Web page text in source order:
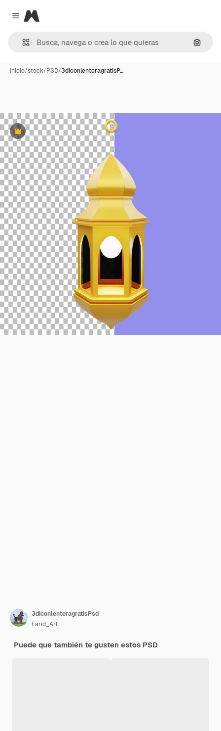
Close menu
Magnific
Inicio/stock/PSD/3diconlenteragratisP…
Premium
3diconlenteragratisPsd
Farid_AR
Puede que también te gusten estos PSD